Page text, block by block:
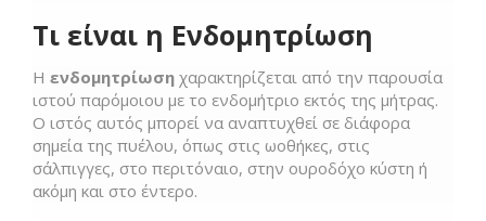
Τι είναι η Ενδομητρίωση
Η ενδομητρίωση χαρακτηρίζεται από την παρουσία
ιστού παρόμοιου με το ενδομήτριο εκτός της μήτρας.
Ο ιστός αυτός μπορεί να αναπτυχθεί σε διάφορα
σημεία της πυέλου, όπως στις ωοθήκες, στις
σάλπιγγες, στο περιτόναιο, στην ουροδόχο κύστη ή
ακόμη και στο έντερο.